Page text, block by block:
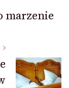
marzenie